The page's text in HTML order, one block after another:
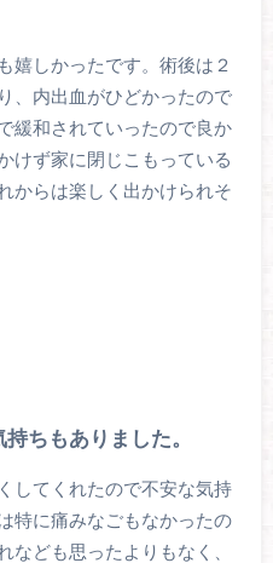
嬉しかったです。術後は２
、内出血がひどかったので
緩和されていったので良か
けず家に閉じこもっている
からは楽しく出かけられそ
ちもありました。
してくれたので不安な気持
特に痛みなごもなかったの
なども思ったよりもなく、